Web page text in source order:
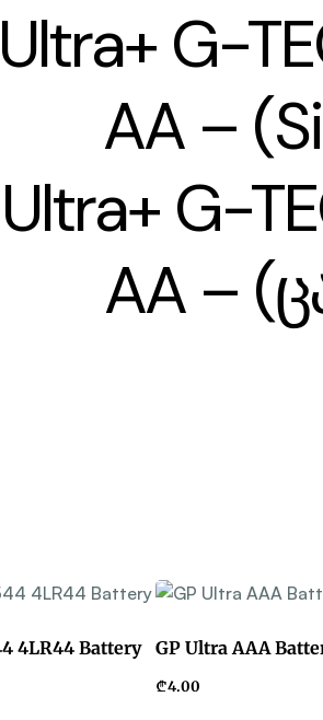
G-
AA –
G-
AA –
4LR44 Battery GP Ultra AAA
₾4.00